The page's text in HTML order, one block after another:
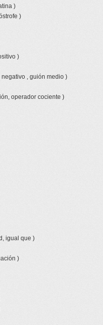
)
)
)
, guión medio )
operador cociente )
igual que )
)